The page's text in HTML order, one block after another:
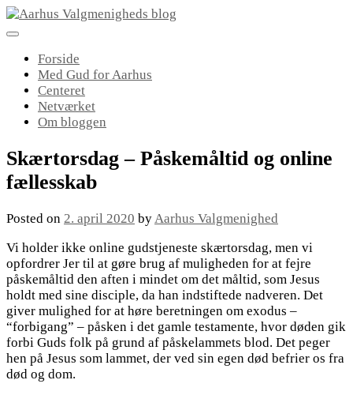
Skip
to
Forside
Med Gud for Aarhus
Centeret
Netværket
Om bloggen
Skærtorsdag – Påskemåltid og online
fællesskab
Posted on 2. april 2020 byAarhus Valgmenighed
Vi holder ikke online gudstjeneste skærtorsdag, men vi
opfordrer Jer til at gøre brug af muligheden for at fejre
påskemåltid den aften i mindet om det måltid, som Jesus
holdt med sine disciple, da han indstiftede nadveren. Det
giver mulighed for at høre beretningen om exodus –
“forbigang” – påsken i det gamle testamente, hvor døden gik
forbi Guds folk på grund af påskelammets blod. Det peger
hen på Jesus som lammet, der ved sin egen død befrier os fra
død og dom.